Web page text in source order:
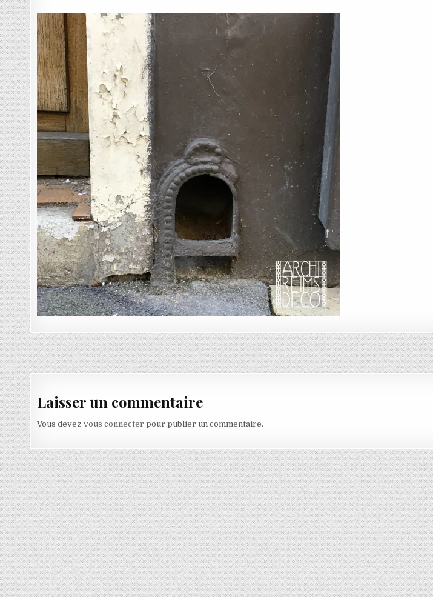
Navigation de l’article
Laisser un commentaire
Vous devezvous connecter pour publier un commentaire.